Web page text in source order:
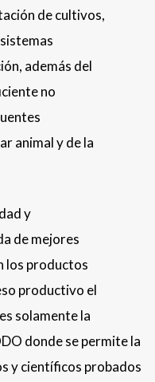
de cultivos,
además del
no
animal y de la
y
de mejores
los productos
productivo el
solamente la
donde se permite la
y científicos probados